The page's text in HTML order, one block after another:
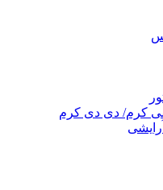
کرم/ دی دی کرم